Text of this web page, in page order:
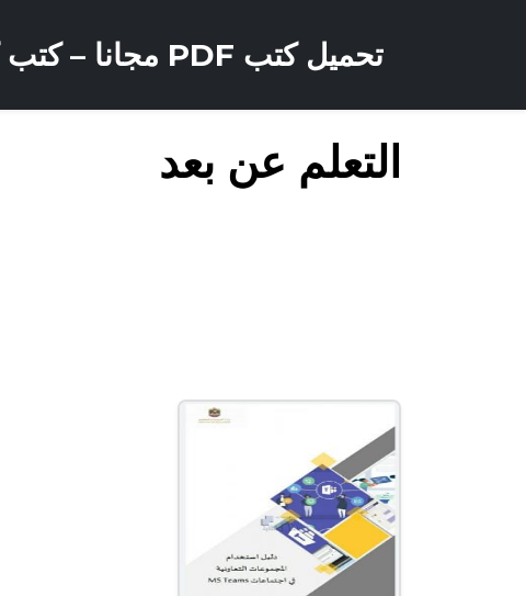
تحميل كتب PDF مجانا – كتب كو
التعلم عن بعد